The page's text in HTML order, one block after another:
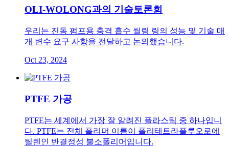
OLI-WOLONG과의 기술토론회
우리는 진동 펌프용 충격 흡수 씰링 링의 성능 및 기술 매
개 변수 요구 사항을 전달하고 논의했습니다.
Oct 23, 2024
PTFE 가공
PTFE는 세계에서 가장 잘 알려진 플라스틱 중 하나입니
다. PTFE는 전체 폴리머 이름이 폴리테트라플루오로에
틸렌인 반결정성 불소폴리머입니다.